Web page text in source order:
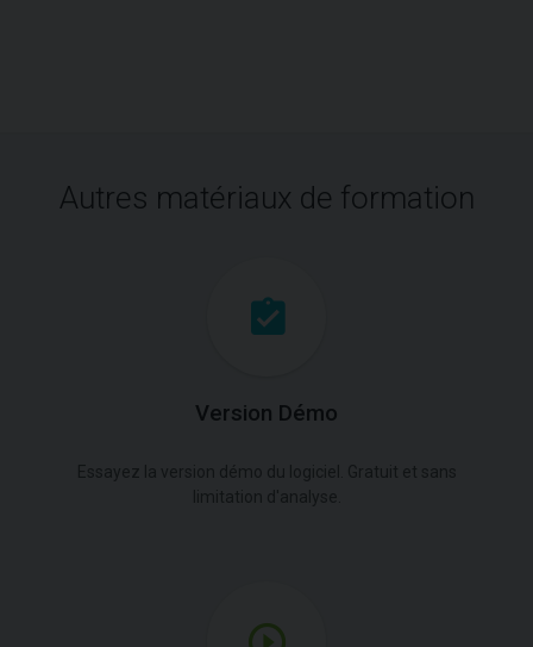
Autres matériaux de formation
Version Démo